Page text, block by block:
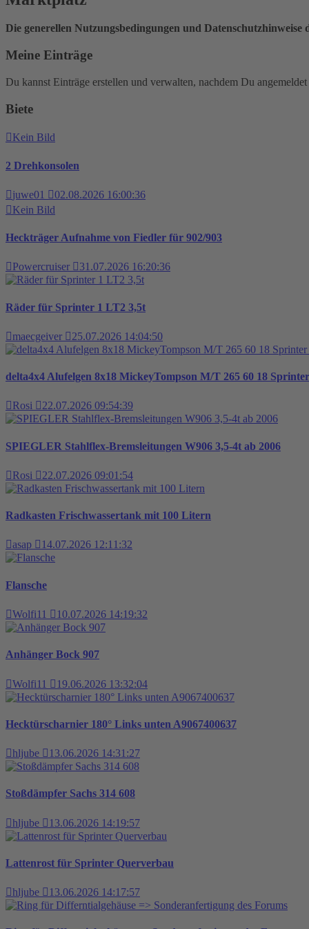
Die generellen Nutzungsbedingungen und
Meine Einträge
Du kannst Einträge erstellen und verwalten, nachdem Du angemeldet
Biete
Kein Bild
2 Drehkonsolen
juwe01
02.08.2026 16:00:36
Kein Bild
Heckträger Aufnahme von Fiedler für 902/903
Powercruiser 31.07.2026 16:20:36
Räder für Sprinter 1 LT2 3,5t
maecgeiver 25.07.2026 14:04:50
delta4x4 Alufelgen 8x18 MickeyTompson M/T 265 60 18
Rosi 22.07.2026 09:54:39
SPIEGLER Stahlflex-Bremsleitungen W906 3,5-4t ab 2006
Rosi 22.07.2026 09:01:54
Radkasten Frischwassertank mit 100 Litern
asap 14.07.2026 12:11:32
Flansche
Wolfi11 10.07.2026 14:19:32
Anhänger Bock 907
Wolfi11 19.06.2026 13:32:04
Hecktürscharnier 180° Links unten A9067400637
hljube 13.06.2026 14:31:27
Stoßdämpfer Sachs 314 608
hljube 13.06.2026 14:19:57
Lattenrost für Sprinter Querverbau
hljube 13.06.2026 14:17:57